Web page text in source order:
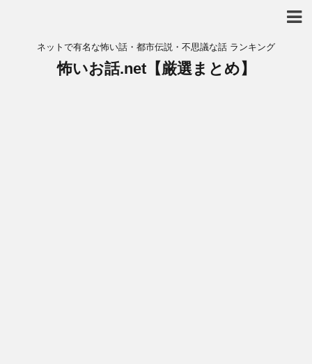
ネットで有名な怖い話・都市伝説・不思議な話 ランキング
怖いお話.net【厳選まとめ】